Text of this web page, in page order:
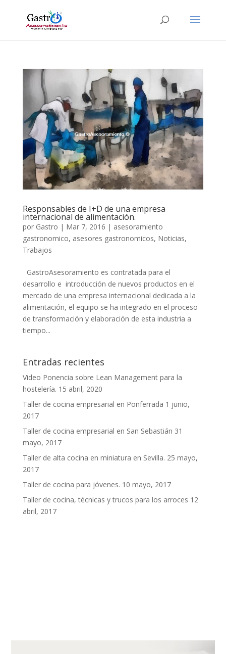
Responsables de I+D de una empresa
internacional de alimentación.
por Gastro | Mar 7, 2016 | asesoramiento
gastronomico, asesores gastronomicos, Noticias,
Trabajos
GastroAsesoramiento es contratada para el
desarrollo e introducción de nuevos productos en el
mercado de una empresa internacional dedicada a la
alimentación, el equipo se ha integrado en el proceso
de transformación y elaboración de esta industria a
tiempo...
Entradas recientes
Video Ponencia sobre Lean Management para la
hostelería. 15 abril, 2020
Taller de cocina empresarial en Ponferrada 1 junio,
2017
Taller de cocina empresarial en San Sebastián 31
mayo, 2017
Taller de alta cocina en miniatura en Sevilla. 25 mayo,
2017
Taller de cocina para jóvenes. 10 mayo, 2017
Taller de cocina, técnicas y trucos para los arroces 12
abril, 2017